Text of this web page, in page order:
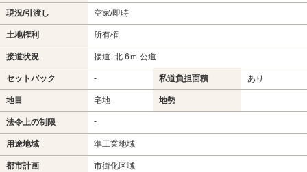
現況/引渡し 空家/即時
土地権利 所有権
接道状況 接道: 北 6ｍ 公道
セットバック - 私道負担面積 あり
地目 宅地 地勢
法令上の制限 -
用途地域 準工業地域
都市計画 市街化区域